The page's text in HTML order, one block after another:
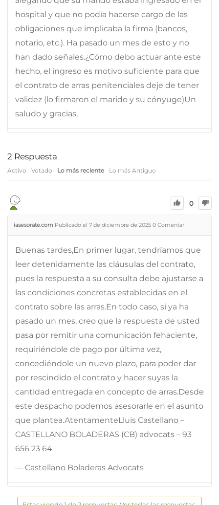
hospital y que no podía hacerse cargo de las
obligaciones que implicaba la firma (bancos,
notario, etc.). Ha pasado un mes de esto y no
han dado señales.¿Cómo debo actuar ante este
hecho, el ingreso es motivo suficiente para que
el contrato de arras penitenciales deje de tener
validez (lo firmaron el marido y su cónyuge)Un
saludo y gracias,
2 Respuesta
Activo Votado Lo más reciente Lo más Antiguo
0
iasesorate.com Publicado el 7 de diciembre de 2025 0 Comentar
Buenas tardes,En primer lugar, tendríamos que
leer detenidamente las cláusulas del contrato,
pues la respuesta a su consulta debe ajustarse a
las condiciones concretas establecidas en el
contrato sobre las arras.En todo caso, si ya ha
pasado un mes, creo que la respuesta de usted
pasa por remitir una comunicación fehaciente,
requiriéndole de pago por última vez,
concediéndole un nuevo plazo, para poder dar
por rescindido el contrato y hacer suyas la
cantidad entregada en concepto de arras.Desde
este despacho podemos asesorarle en el asunto
que plantea.AtentamenteLluis Castellano –
CASTELLANO BOLADERAS (CB) advocats – 93
656 23 64
— Castellano Boladeras Advocats